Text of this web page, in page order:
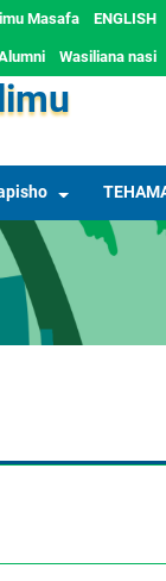
ENGLISH
Masafa
Wasiliana nasi